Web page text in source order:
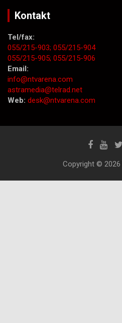
Kontakt
Tel/fax:
055/215-903; 055/215-904
055/215-905; 055/215-906
Email:
info@ntvarena.com
astramedia@telrad.net
Web: desk@ntvarena.com
Copyright © 2026